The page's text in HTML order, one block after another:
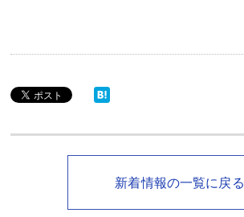
新着情報の一覧に戻る